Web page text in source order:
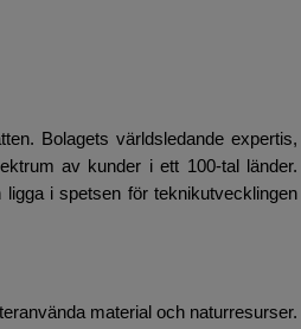
Bolagets världsledande expertis,
av kunder i ett 100-tal länder.
i spetsen för teknikutvecklingen
material och naturresurser.